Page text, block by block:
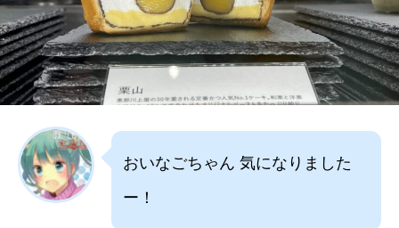
おいなごちゃん 気になりました
ー！